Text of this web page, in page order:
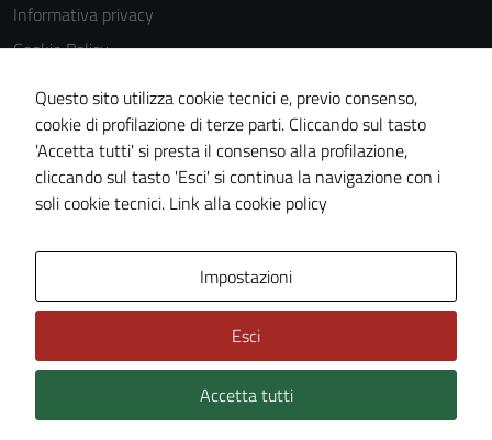
Informativa privacy
Cookie Policy
Note legali
Dichiarazione di accessibilità
Piano di miglioramento del sito
Statistiche sito web
Technical Design s.r.l.
Questo sito utilizza cookie tecnici e, previo consenso,
cookie di profilazione di terze parti. Cliccando sul tasto
'Accetta tutti' si presta il consenso alla profilazione,
cliccando sul tasto 'Esci' si continua la navigazione con i
soli cookie tecnici. Link alla cookie policy
Impostazioni
Esci
Accetta tutti
per il
del sito e non
possono
essere
disabilitati.
Questi cookie
informazioni